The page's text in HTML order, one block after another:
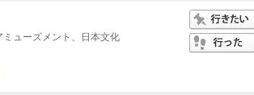
ューズメント、日本文化